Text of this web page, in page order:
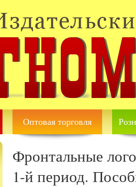
Оптовая торговля
Фронтальные
1-й период.